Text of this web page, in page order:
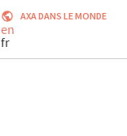
AXA DANS LE MONDE
en
fr